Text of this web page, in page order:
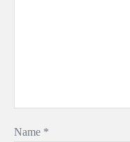
Name *